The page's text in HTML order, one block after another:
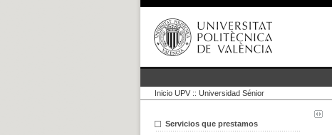
Inicio UPV :: Universidad Sénior
Servicios que prestamos